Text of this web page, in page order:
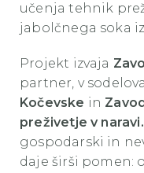
učenja tehnik
jabolčnega soka
Projekt izvaja
partner, v
Kočevske in
preživetje v naravi.
gospodarski in
daje širši pomen: